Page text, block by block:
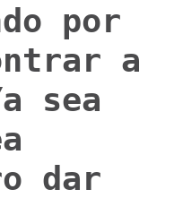
por
a
sea
dar